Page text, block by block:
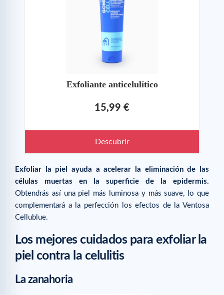
Exfoliante anticelulítico
15,99 €
Descubrir
Exfoliar la piel ayuda a acelerar la eliminación de las
células muertas en la superficie de la epidermis.
Obtendrás así una piel más luminosa y más suave, lo que
complementará a la perfección los efectos de la Ventosa
Cellublue.
Los mejores cuidados para exfoliar la
piel contra la celulitis
La zanahoria